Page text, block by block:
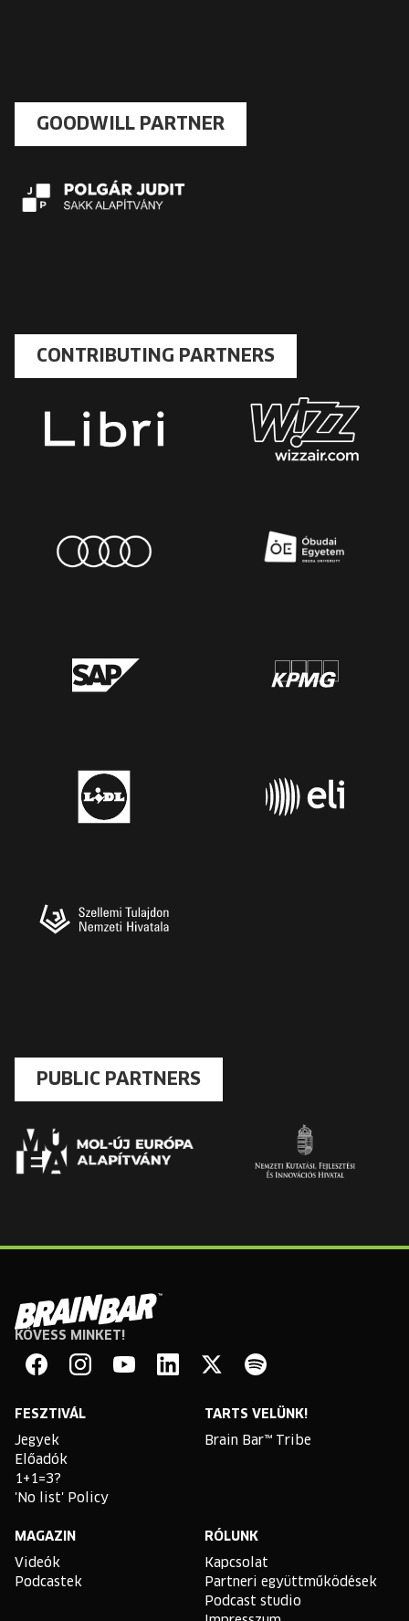
GOODWILL PARTNER
CONTRIBUTING PARTNERS
PUBLIC PARTNERS
Brain
Bar
KÖVESS MINKET!
FESZTIVÁL
Jegyek
Előadók
1+1=3?
'No list' Policy
TARTS VELÜNK!
Brain Bar™ Tribe
MAGAZIN
Videók
Podcastek
RÓLUNK
Kapcsolat
Partneri együttműködések
Podcast studio